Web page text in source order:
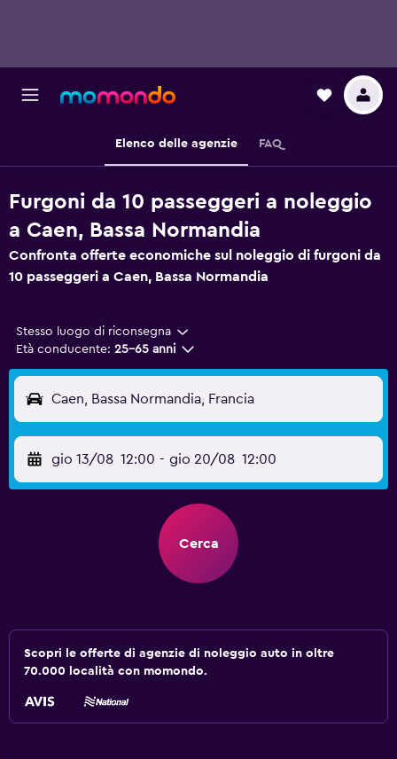
Elenco delle agenzie FAQ
Furgoni da 10 passeggeri a noleggio
a Caen, Bassa Normandia
Confronta offerte economiche sul noleggio di furgoni da
10 passeggeri a Caen, Bassa Normandia
Stesso luogo di riconsegna
Età conducente: 25-65 anni
Caen, Bassa Normandia, Francia
gio 13/08 12:00 - gio 20/08 12:00
Cerca
Scopri le offerte di agenzie di noleggio auto in oltre
70.000 località con momondo.